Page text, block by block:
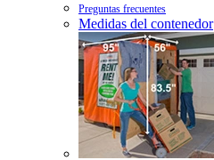
Preguntas frecuentes
Medidas del contenedor